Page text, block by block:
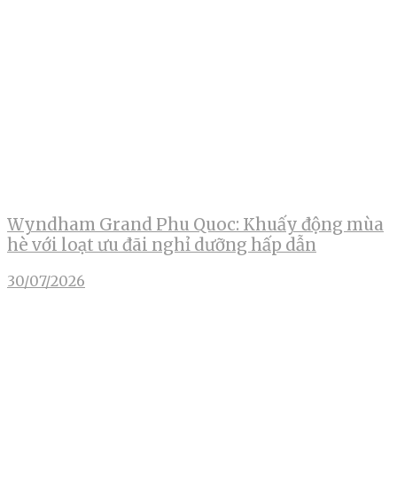
Wyndham Grand Phu Quoc: Khuấy động mùa
hè với loạt ưu đãi nghỉ dưỡng hấp dẫn
30/07/2026